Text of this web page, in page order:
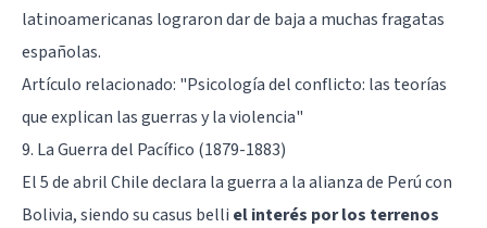
latinoamericanas lograron dar de baja a muchas fragatas
españolas.
Artículo relacionado: "Psicología del conflicto: las teorías
que explican las guerras y la violencia"
9. La Guerra del Pacífico (1879-1883)
El 5 de abril Chile declara la guerra a la alianza de Perú con
Bolivia, siendo su casus belli el interés por los terrenos